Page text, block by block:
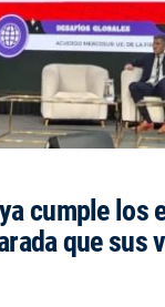
cumple los
que sus